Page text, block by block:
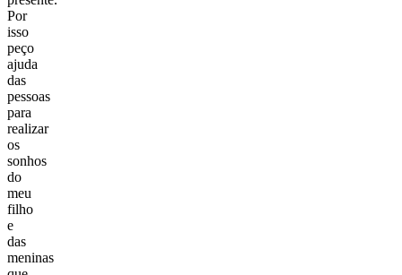
Por
isso
peço
ajuda
das
pessoas
para
realizar
os
sonhos
do
meu
filho
e
das
meninas